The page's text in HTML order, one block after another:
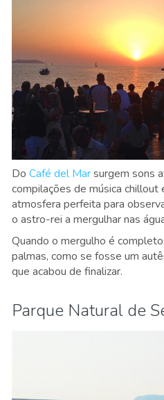
Do Café del Marsurgem sons
compilações de música chillout
atmosfera perfeita para
o astro-rei a mergulhar nas
Quando o mergulho é
palmas, como se fosse um
que acabou de finalizar.
Parque Natural de